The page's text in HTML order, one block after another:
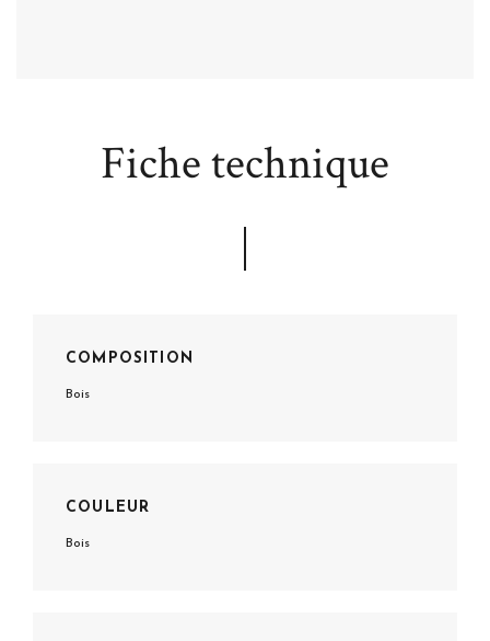
Fiche technique
COMPOSITION
Bois
COULEUR
Bois